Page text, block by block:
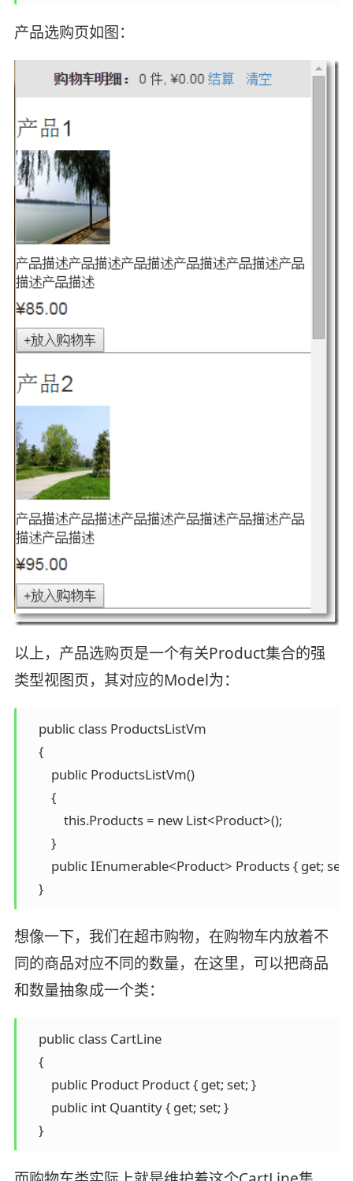
产品选购页如图：
以上，产品选购页是一个有关Product集合的强
类型视图页，其对应的Model为：
    public class ProductsListVm
    {
        public ProductsListVm()
        {
            this.Products = new List<Product>();
        }
public IEnumerable<Product> Products { get; set;
    }
想像一下，我们在超市购物，在购物车内放着不
同的商品对应不同的数量，在这里，可以把商品
和数量抽象成一个类：
    public class CartLine
    {
        public Product Product { get; set; }
        public int Quantity { get; set; }
    }